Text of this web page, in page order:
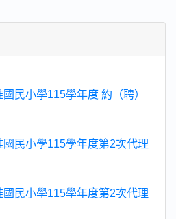
民小學115學年度 約（聘）
民小學115學年度第2次代理
民小學115學年度第2次代理